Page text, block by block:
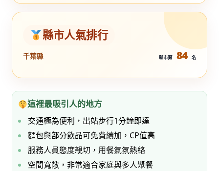
縣市人氣排行
千葉縣 縣市第 84 名
這裡最吸引人的地方
交通極為便利，出站步行1分鐘即達
麵包與部分飲品可免費續加，CP值高
服務人員態度親切，用餐氣氛熱絡
空間寬敞，非常適合家庭與多人聚餐